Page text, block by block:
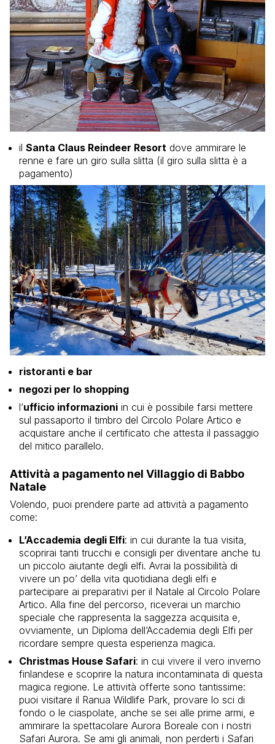
il Santa Claus Reindeer Resort dove ammirare le
renne e fare un giro sulla slitta (il giro sulla slitta è a
pagamento)
ristoranti e bar
negozi per lo shopping
l’ufficio informazioni in cui è possibile farsi mettere
sul passaporto il timbro del Circolo Polare Artico e
acquistare anche il certificato che attesta il passaggio
del mitico parallelo.
Attività a pagamento nel Villaggio di Babbo
Natale
Volendo, puoi prendere parte ad attività a pagamento
come:
L’Accademia degli Elfi: in cui durante la tua visita,
scoprirai tanti trucchi e consigli per diventare anche tu
un piccolo aiutante degli elfi. Avrai la possibilità di
vivere un po’ della vita quotidiana degli elfi e
partecipare ai preparativi per il Natale al Circolo Polare
Artico. Alla fine del percorso, riceverai un marchio
speciale che rappresenta la saggezza acquisita e,
ovviamente, un Diploma dell’Accademia degli Elfi per
ricordare sempre questa esperienza magica.
Christmas House Safari: in cui vivere il vero inverno
finlandese e scoprire la natura incontaminata di questa
magica regione. Le attività offerte sono tantissime:
puoi visitare il Ranua Wildlife Park, provare lo sci di
fondo o le ciaspolate, anche se sei alle prime armi, e
ammirare la spettacolare Aurora Boreale con i nostri
Safari Aurora. Se ami gli animali, non perderti i Safari